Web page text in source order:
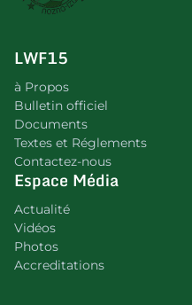
LWF15
à Propos
Bulletin officiel
Documents
Textes et Réglements
Contactez-nous
Espace Média
Actualité
Vidéos
Photos
Accreditations